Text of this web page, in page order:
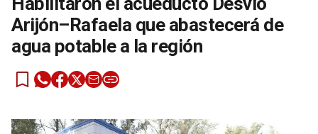
Arijón–Rafaela que abastecerá de
agua potable a la región